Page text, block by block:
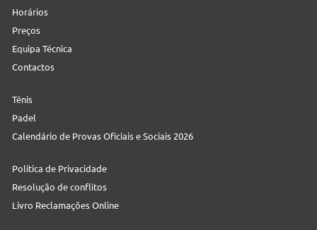
Horários
Preços
Equipa Técnica
Contactos
Ténis
Padel
Calendário de Provas Oficiais e Sociais 2026
Política de Privacidade
Resolução de conflitos
Livro Reclamações Online